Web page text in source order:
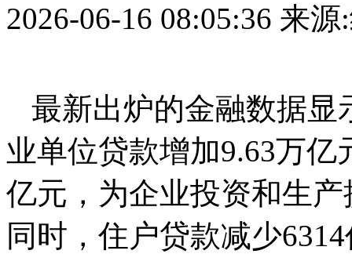
2026-06-16 08:05:36 来源
最新出炉的金融数据显
业单位贷款增加9.63万
亿元，为企业投资和生
同时，住户贷款减少